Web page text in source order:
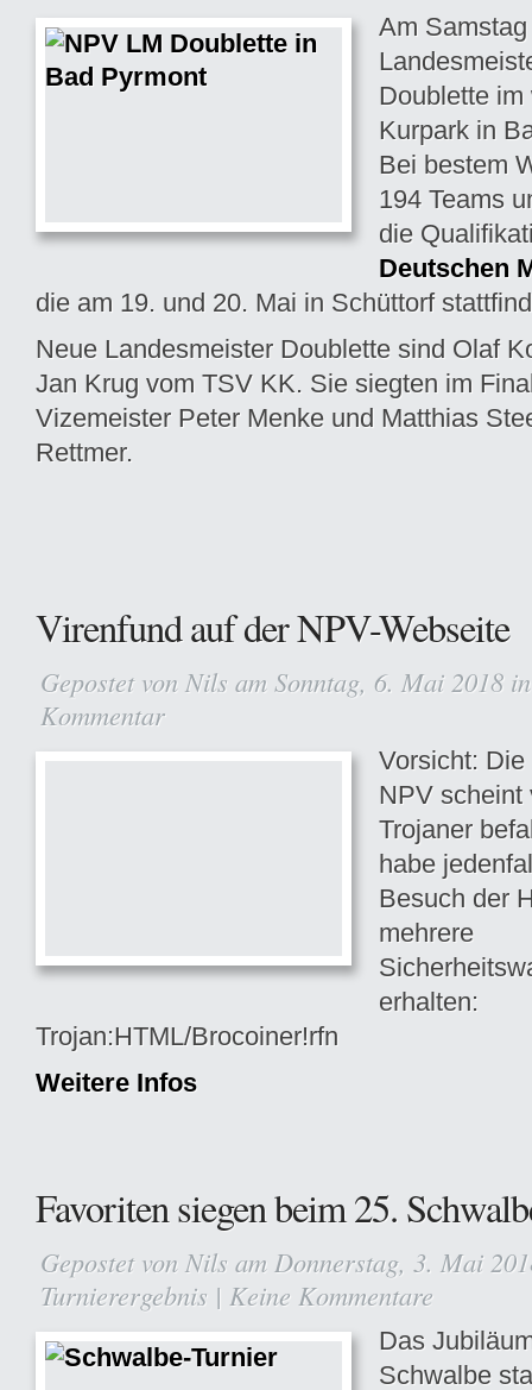
Am
Doublette
Kurpark in
Bei bestem
194 Teams
die
Deutschen
die am 19. und 20. Mai in Schüttorf
Neue Landesmeister Doublette sind Olaf
Jan Krug vom TSV KK. Sie siegten im
Vizemeister Peter Menke und Matthias
Rettmer.
Virenfund auf der NPV-Webseite
Gepostet von Nils am Sonntag, 6. Mai 2018
Kommentar
Vorsicht:
NPV scheint
Trojaner
habe
Besuch der
mehrere
erhalten:
Trojan:HTML/Brocoiner!rfn
Weitere Infos
Favoriten siegen beim 25.
Gepostet von Nils am Donnerstag, 3. Mai
Turnierergebnis | Keine Kommentare
Das
Schwalbe